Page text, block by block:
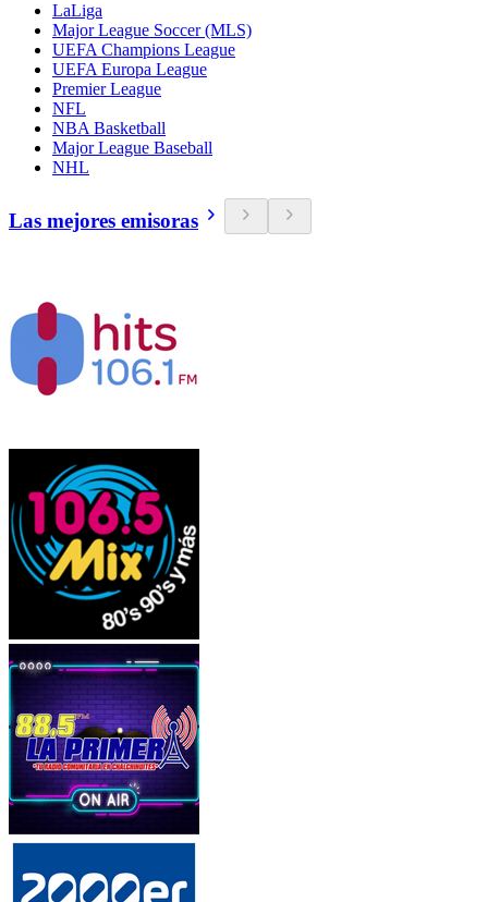
LaLiga
Major League Soccer (MLS)
UEFA Champions League
UEFA Europa League
Premier League
NFL
NBA Basketball
Major League Baseball
NHL
Las mejores emisoras